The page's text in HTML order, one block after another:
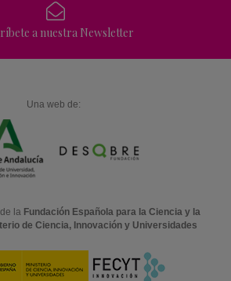
a nuestra Newsletter
Una web de:
la Fundación Española para la Ciencia y la
de Ciencia, Innovación y Universidades